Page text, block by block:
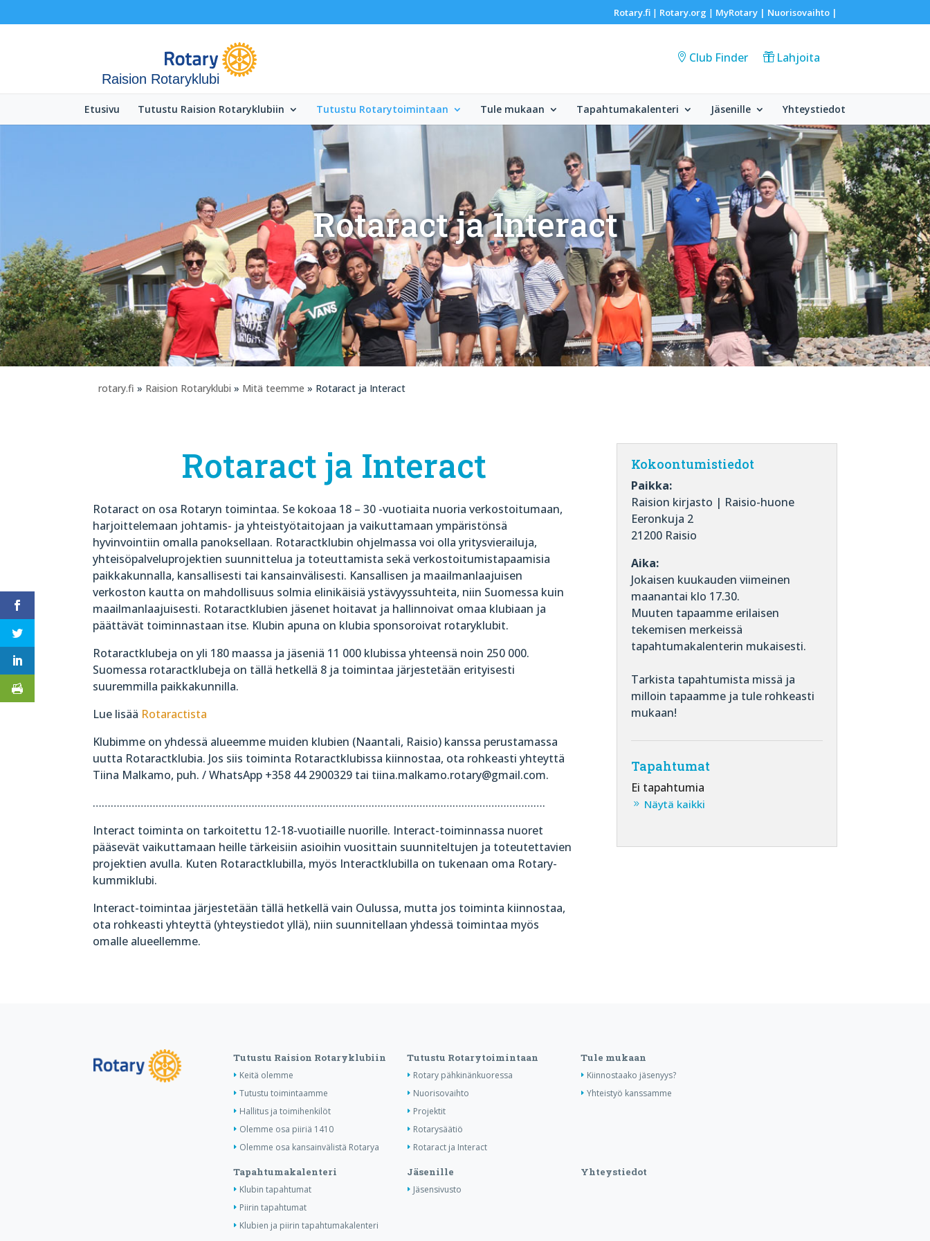
Rotary.fi| Rotary.org | MyRotary | Nuorisovaihto|
Raision Rotaryklubi
Club Finder Lahjoita
Etusivu Tutustu Raision Rotaryklubiin Tutustu Rotarytoimintaan Tule mukaan Tapahtumakalenteri Jäsenille Yhteystiedot
Rotaract ja Interact
rotary.fi » Raision Rotaryklubi » Mitä teemme » Rotaract ja Interact
Rotaract ja Interact
Rotaract on osa Rotaryn toimintaa. Se kokoaa 18 – 30 -vuotiaita nuoria verkostoitumaan,
harjoittelemaan johtamis- ja yhteistyötaitojaan ja vaikuttamaan ympäristönsä
hyvinvointiin omalla panoksellaan. Rotaractklubin ohjelmassa voi olla yritysvierailuja,
yhteisöpalveluprojektien suunnittelua ja toteuttamista sekä verkostoitumistapaamisia
paikkakunnalla, kansallisesti tai kansainvälisesti. Kansallisen ja maailmanlaajuisen
verkoston kautta on mahdollisuus solmia elinikäisiä ystävyyssuhteita, niin Suomessa kuin
maailmanlaajuisesti. Rotaractklubien jäsenet hoitavat ja hallinnoivat omaa klubiaan ja
päättävät toiminnastaan itse. Klubin apuna on klubia sponsoroivat rotaryklubit.
Rotaractklubeja on yli 180 maassa ja jäseniä 11 000 klubissa yhteensä noin 250 000.
Suomessa rotaractklubeja on tällä hetkellä 8 ja toimintaa järjestetään erityisesti
suuremmilla paikkakunnilla.
Lue lisää Rotaractista
Klubimme on yhdessä alueemme muiden klubien (Naantali, Raisio) kanssa perustamassa
uutta Rotaractklubia. Jos siis toiminta Rotaractklubissa kiinnostaa, ota rohkeasti yhteyttä
Tiina Malkamo, puh. / WhatsApp +358 44 2900329 tai tiina.malkamo.rotary@gmail.com.
…………………………………………………………………………………………………………………………………….
Interact toiminta on tarkoitettu 12-18-vuotiaille nuorille. Interact-toiminnassa nuoret
pääsevät vaikuttamaan heille tärkeisiin asioihin vuosittain suunniteltujen ja toteutettavien
projektien avulla. Kuten Rotaractklubilla, myös Interactklubilla on tukenaan oma Rotary-
kummiklubi.
Interact-toimintaa järjestetään tällä hetkellä vain Oulussa, mutta jos toiminta kiinnostaa,
ota rohkeasti yhteyttä (yhteystiedot yllä), niin suunnitellaan yhdessä toimintaa myös
omalle alueellemme.
Kokoontumistiedot
Paikka:
Raision kirjasto | Raisio-huone
Eeronkuja 2
21200 Raisio
Aika:
Jokaisen kuukauden viimeinen
maanantai klo 17.30.
Muuten tapaamme erilaisen
tekemisen merkeissä
tapahtumakalenterin mukaisesti.
Tarkista tapahtumista missä ja
milloin tapaamme ja tule rohkeasti
mukaan!
Tapahtumat
Ei tapahtumia
Näytä kaikki
Tutustu Raision Rotaryklubiin
Keitä olemme
Tutustu toimintaamme
Hallitus ja toimihenkilöt
Olemme osa piiriä 1410
Olemme osa kansainvälistä Rotarya
Tutustu Rotarytoimintaan
Rotary pähkinänkuoressa
Nuorisovaihto
Projektit
Rotarysäätiö
Rotaract ja Interact
Tule mukaan
Kiinnostaako jäsenyys?
Yhteistyö kanssamme
Tapahtumakalenteri
Klubin tapahtumat
Piirin tapahtumat
Klubien ja piirin tapahtumakalenteri
Jäsenille
Jäsensivusto
Yhteystiedot